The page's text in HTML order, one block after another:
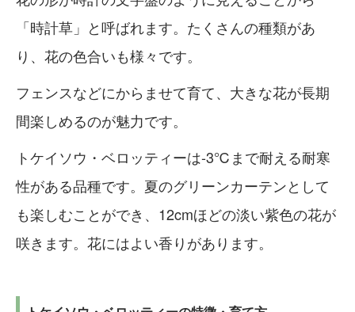
「時計草」と呼ばれます。たくさんの種類があ
り、花の色合いも様々です。
フェンスなどにからませて育て、大きな花が長期
間楽しめるのが魅力です。
トケイソウ・ベロッティーは-3℃まで耐える耐寒
性がある品種です。夏のグリーンカーテンとして
も楽しむことができ、12cmほどの淡い紫色の花が
咲きます。花にはよい香りがあります。